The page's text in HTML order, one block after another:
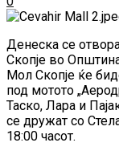
Денеска се
Скопје во
Мол Скопје ќе
под мотото
Таско, Лара и
се дружат со
18:00 часот.